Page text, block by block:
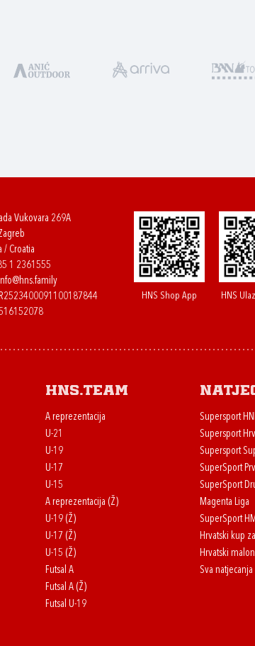
Vukovara 269A
/ Croatia
1 2361555
HNS Shop App HNS
HNS.team
A reprezentacija
U-21
U-19
U-17
U-15
A reprezentacija (Ž)
U-19 (Ž)
U-17 (Ž)
U-15 (Ž)
Futsal A
Futsal A (Ž)
Futsal U-19
Supersport
Supersport
Supersport
SuperSport
SuperSport
Magenta Liga
SuperSport
Hrvatski kup
Hrvatski
Sva natjecanja